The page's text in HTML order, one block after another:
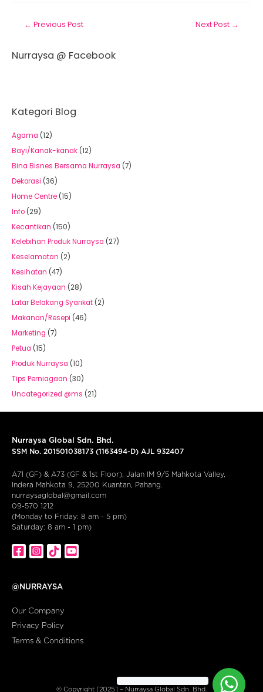
← Previous Post Next Post →
Nurraysa @ Facebook
Kategori Blog
Agama (12)
Bayi/Kanak-kanak (12)
Bina Bisnes Bersama Nurraysa (7)
Dekorasi (36)
Home Centre (15)
Info (29)
Kecantikan (150)
Kelebihan Produk Nurraysa (27)
Keselamatan (2)
Kesihatan (47)
Kisah Kejayaan (28)
Latar Belakang Syarikat (2)
Makanan/Resepi (46)
Marketing (7)
Petua (15)
Produk Nurraysa (10)
Tips Perniagaan (30)
Uncategorized @ms (21)
Nurraysa Global Sdn. Bhd.
SSM No. 201501038173 (1163494-D) AJL 932407
A71 (GF) & A73 (GF & 1st Floor), Jalan IM 9/5 Mahkota Valley,
Indera Mahkota 9, 25200 Kuantan, Pahang.
nurraysaglobal@gmail.com
09-570 1212
(Monday to Friday: 8 am - 5 pm)
Saturday: 8 am - 1 pm)
@NURRAYSA
Our Company
Privacy Policy
Terms & Conditions
© Copyright [2025] – Nurraysa Global Sdn. Bhd.